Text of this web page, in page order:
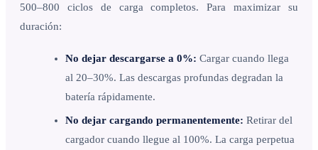
500–800 ciclos de carga completos. Para maximizar su
duración:
No dejar descargarse a 0%: Cargar cuando llega
al 20–30%. Las descargas profundas degradan la
batería rápidamente.
No dejar cargando permanentemente: Retirar del
cargador cuando llegue al 100%. La carga perpetua